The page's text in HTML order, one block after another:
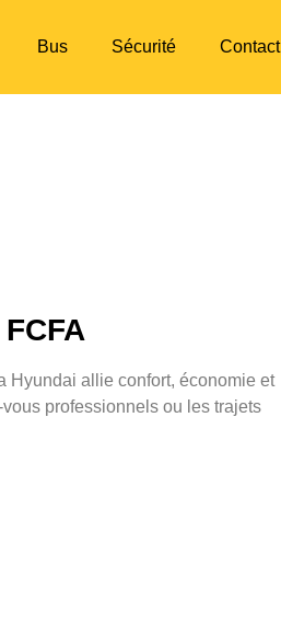
Bus Sécurité Contact
Hyundai allie confort, économie et
professionnels ou les trajets